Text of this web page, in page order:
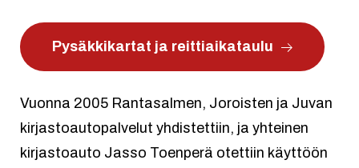
Pysäkkikartat ja reittiaikataulu
Vuonna 2005 Rantasalmen, Joroisten ja Juvan
kirjastoautopalvelut yhdistettiin, ja yhteinen
kirjastoauto Jasso Toenperä otettiin käyttöön